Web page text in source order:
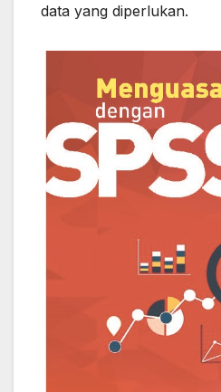
data yang diperlukan.